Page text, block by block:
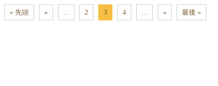
« 先頭 « ... 2 3 4 ... » 最後 »